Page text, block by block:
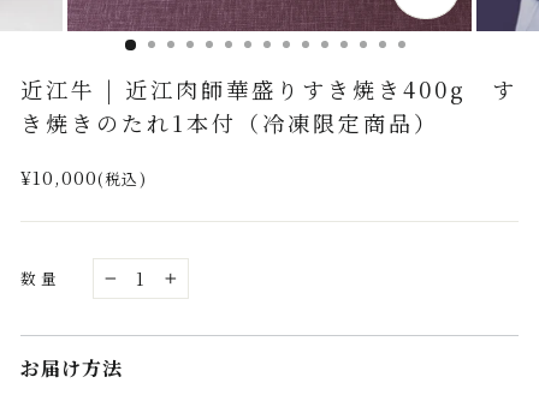
閉
じ
近江牛 | 近江肉師華盛りすき焼き400g す
き焼きのたれ1本付（冷凍限定商品）
通
価
¥10,000(税込)
数量
+
お届け方法